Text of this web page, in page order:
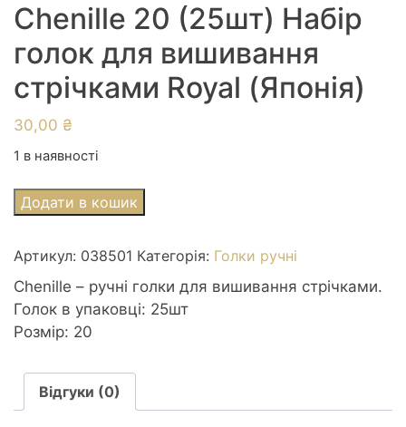
Chenille 20 (25шт) Набір
голок для вишивання
стрічками Royal (Японія)
30,00 ₴
1 в наявності
Chenille
20
Набір
голок
для
вишивання
Royal
(Японія)
кількість
Додати в кошик
Артикул: 038501 Категорія: Голки ручні
Chenille – ручні голки для вишивання стрічками.
Голок в упаковці: 25шт
Розмір: 20
Відгуки (0)